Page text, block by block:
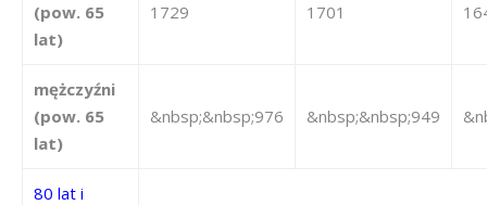
(pow. 65
lat)
1729 1701
mężczyźni
(pow. 65
lat)
&nbsp;&nbsp;976 &nbsp;&nbsp;949
80 lat i